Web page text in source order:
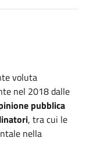
voluta
nel 2018 dalle
pubblica
, tra cui le
nella